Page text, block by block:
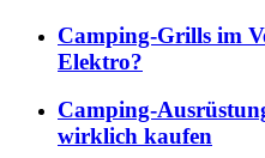
Camping-Grills im
Elektro?
Camping-
wirklich kaufen